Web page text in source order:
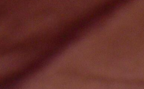
Éditoriaux